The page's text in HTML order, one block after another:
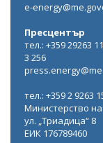
e-
Пресцентър
тел.: +359 29263
3 256
тел.: +359 2 9263
Министерство
ул. „Триадица“ 8
ЕИК 176789460